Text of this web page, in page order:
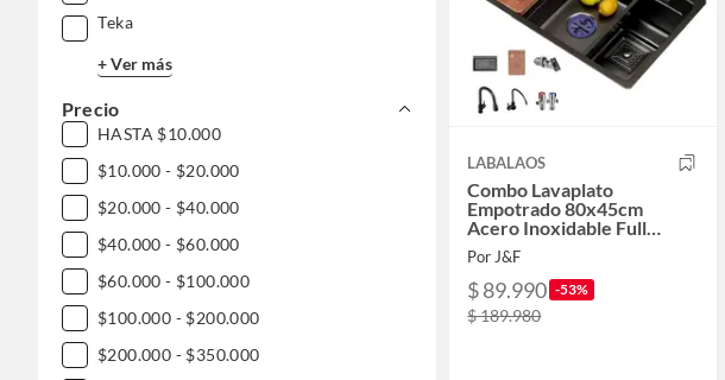
Teka
+ Ver más
Precio
HASTA $10.000
$10.000 - $20.000
$20.000 - $40.000
$40.000 - $60.000
$60.000 - $100.000
$100.000 - $200.000
$200.000 - $350.000
LABALAOS
Combo Lavaplato
Empotrado 80x45cm
Acero Inoxidable Full
equipo
Por J&F
$ 89.990 -53%
$ 189.980